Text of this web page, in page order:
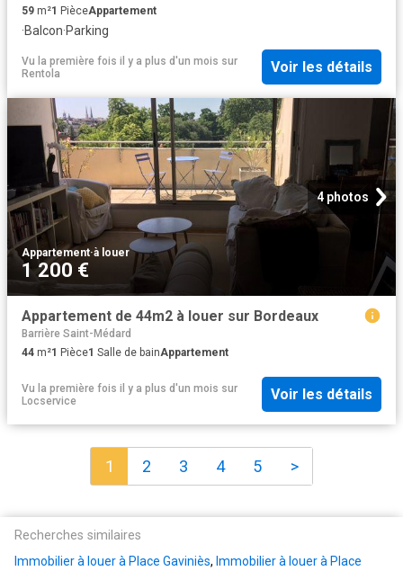
59 m²1 PièceAppartement
·Balcon·Parking
Vu la première fois il y a plus d'un mois sur
Rentola
Voir les détails
4 photos
Appartement·à louer
1 200 €
Appartement de 44m2 à louer sur Bordeaux
Barrière Saint-Médard
44 m²1 Pièce1 Salle de bainAppartement
Vu la première fois il y a plus d'un mois sur
Locservice
Voir les détails
1 2 3 4 5 >
Recherches similaires
Immobilier à louer à Place Gaviniès, Immobilier à louer à Place